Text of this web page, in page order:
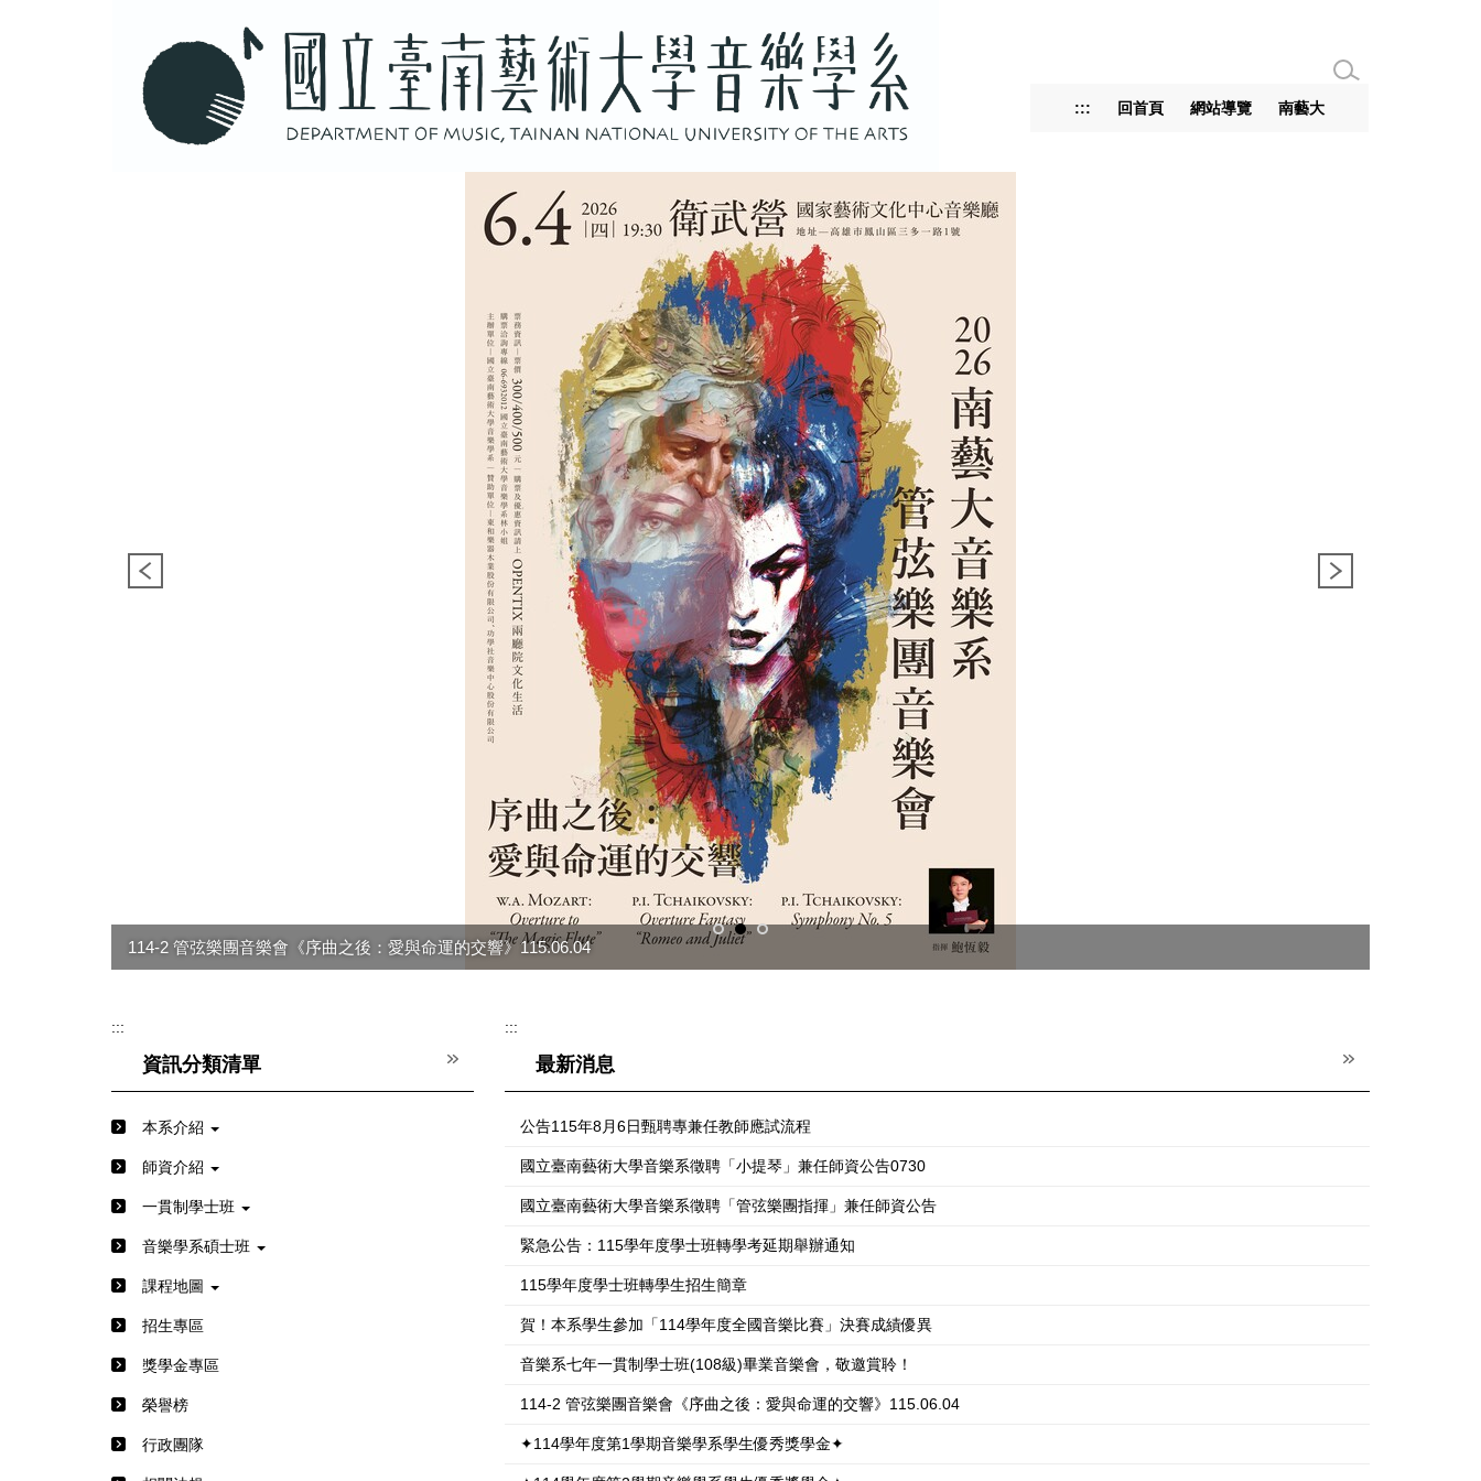
::: 回首頁 網站導覽 南藝大
114-2 管弦樂團音樂會《序曲之後：愛與命運的交響》115.06.04
:::
資訊分類清單
本系介紹
師資介紹
一貫制學士班
音樂學系碩士班
課程地圖
招生專區
獎學金專區
榮譽榜
行政團隊
:::
最新消息
公告115年8月6日甄聘專兼任教師應試流程
國立臺南藝術大學音樂系徵聘「小提琴」兼任師資公告0730
國立臺南藝術大學音樂系徵聘「管弦樂團指揮」兼任師資公告
緊急公告：115學年度學士班轉學考延期舉辦通知
115學年度學士班轉學生招生簡章
賀！本系學生參加「114學年度全國音樂比賽」決賽成績優異
音樂系七年一貫制學士班(108級)畢業音樂會，敬邀賞聆！
114-2 管弦樂團音樂會《序曲之後：愛與命運的交響》115.06.04
✦114學年度第1學期音樂學系學生優秀獎學金✦